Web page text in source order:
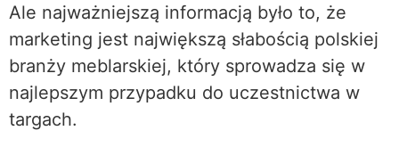
Ale najważniejszą informacją było to, że
marketing jest największą słabością polskiej
branży meblarskiej, który sprowadza się w
najlepszym przypadku do uczestnictwa w
targach.